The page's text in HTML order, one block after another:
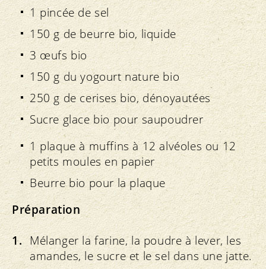
1 pincée de sel
150 g de beurre bio, liquide
3 œufs bio
150 g du yogourt nature bio
250 g de cerises bio, dénoyautées
Sucre glace bio pour saupoudrer
1 plaque à muffins à 12 alvéoles ou 12
petits moules en papier
Beurre bio pour la plaque
Préparation
Mélanger la farine, la poudre à lever, les
amandes, le sucre et le sel dans une jatte.